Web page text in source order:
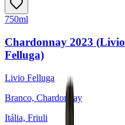
750ml
Chardonnay 2023 (Livio
Felluga)
Livio Felluga
Branco, Chardonnay
Itália, Friuli